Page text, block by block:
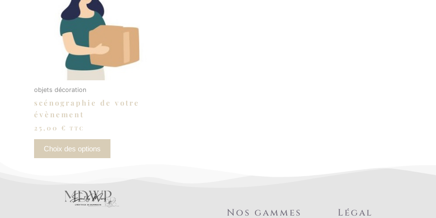
objets décoration
scénographie de votre
évènement
25,00 € TTC
Choix des options
Nos gammes Légal